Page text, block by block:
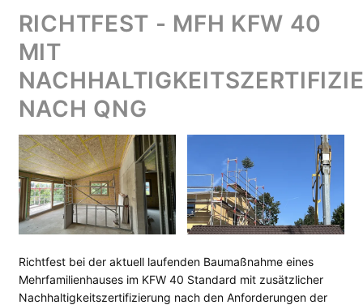
RICHTFEST - MFH KFW 40
MIT
NACH QNG
Richtfest bei der aktuell laufenden Baumaßnahme eines
Mehrfamilienhauses im KFW 40 Standard mit zusätzlicher
Nachhaltigkeitszertifizierung nach den Anforderungen der